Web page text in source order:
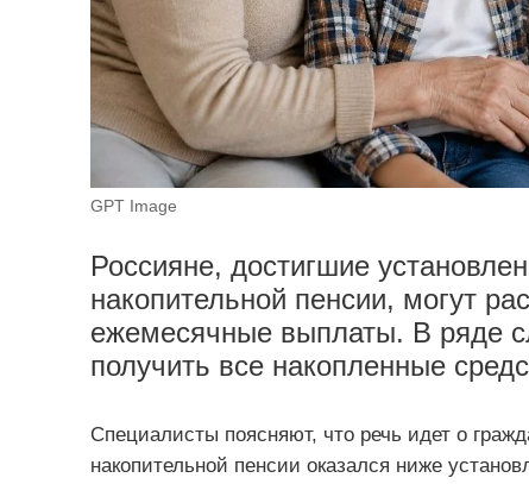
GPT Image
Россияне, достигшие
накопительной пенсии, могут
ежемесячные выплаты. В ряде
получить все накопленные
Специалисты поясняют, что речь идет о
накопительной пенсии оказался ниже